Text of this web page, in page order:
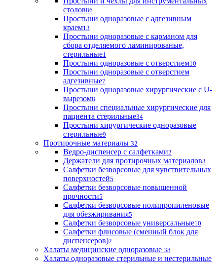
столов86
Простыни одноразовые с адгезивным
краем13
Простыни одноразовые с карманом для
сбора отделяемого ламинированые,
стерильные1
Простыни одноразовые с отверстием10
Простыни одноразовые с отверстием
адгезивные7
Простыни одноразовые хирургические с U-
вырезом8
Простыни специальные хирургические для
пациента стерильные34
Простыни хирургические одноразовые
стерильные9
Протирочные материалы 32
Ведро-диспенсер с салфетками2
Держатели для протирочных материалов3
Салфетки безворсовые для чувствительных
поверхностей5
Салфетки безворсовые повышенной
прочности5
Салфетки безворсовые полипропиленовые
для обезжиривания5
Салфетки безворсовые универсальные10
Салфетки флисовые (сменный блок для
диспенсеров)2
Халаты медицинские одноразовые 38
Халаты одноразовые стерильные и нестерильные